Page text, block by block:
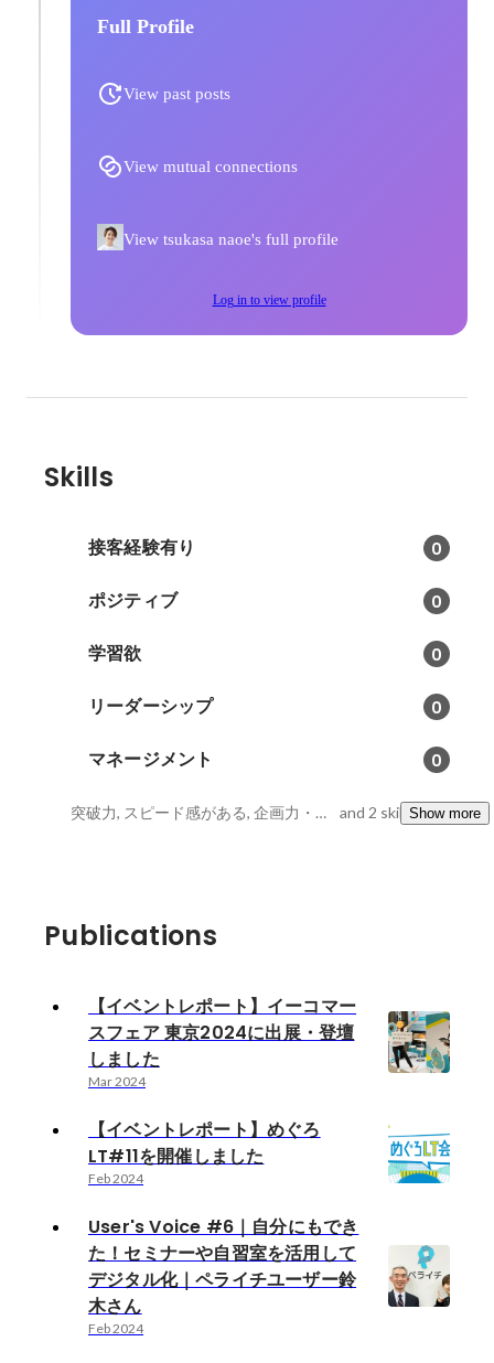
Full Profile
View past posts
View mutual connections
View tsukasa naoe's full profile
Log in to view profile
Skills
接客経験有り 0
ポジティブ 0
学習欲 0
リーダーシップ 0
マネージメント 0
突破力, スピード感がある, 企画力・調整力・実行力 and 2 skillsShow more
Publications
【イベントレポート】イーコマー
スフェア 東京2024に出展・登壇
しました
Mar 2024
【イベントレポート】めぐろ
LT#11を開催しました
Feb 2024
User's Voice #6｜自分にもでき
た！セミナーや自習室を活用して
デジタル化｜ペライチユーザー鈴
木さん
Feb 2024